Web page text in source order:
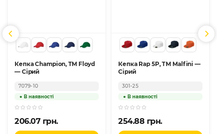
Кепка Champion, TM Floyd
— Сірий
7079-10
206.07 грн.
Кепка Rap 5P, ТМ Malfini —
Сірий
301-25
254.88 грн.